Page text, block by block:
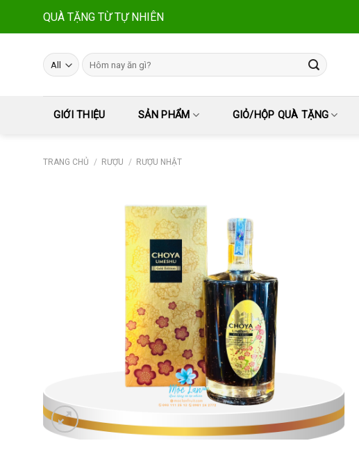
QUÀ TẶNG TỪ TỰ NHIÊN
Tìm
kiếm:
GIỚI THIỆU SẢN PHẨM GIỎ/HỘP QUÀ TẶNG
TRANG CHỦ / RƯỢU / RƯỢU NHẬT